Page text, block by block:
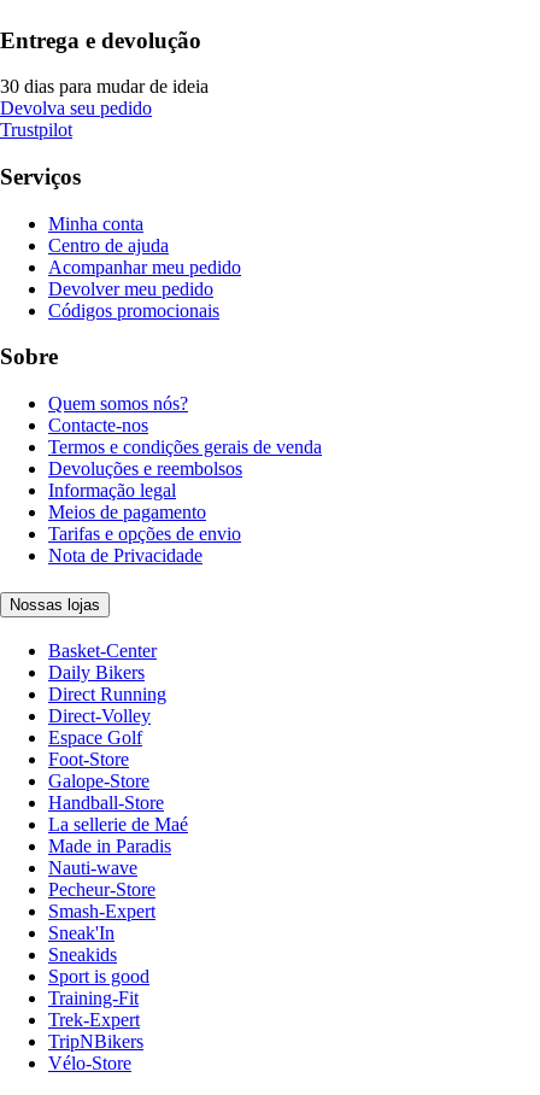
Entrega e devolução
30 dias para mudar de ideia
Devolva seu pedido
Trustpilot
Serviços
Minha conta
Centro de ajuda
Acompanhar meu pedido
Devolver meu pedido
Códigos promocionais
Sobre
Quem somos nós?
Contacte-nos
Termos e condições gerais de venda
Devoluções e reembolsos
Informação legal
Meios de pagamento
Tarifas e opções de envio
Nota de Privacidade
Nossas lojas
Basket-Center
Daily Bikers
Direct Running
Direct-Volley
Espace Golf
Foot-Store
Galope-Store
Handball-Store
La sellerie de Maé
Made in Paradis
Nauti-wave
Pecheur-Store
Smash-Expert
Sneak'In
Sneakids
Sport is good
Training-Fit
Trek-Expert
TripNBikers
Vélo-Store